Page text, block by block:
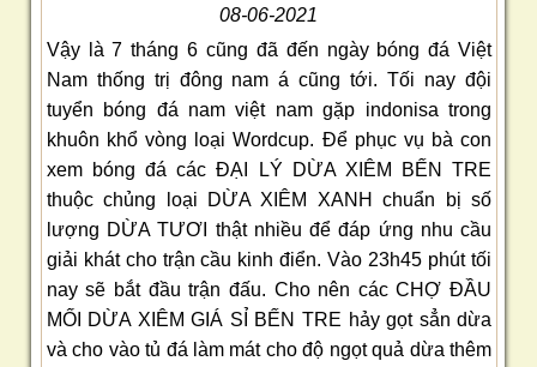
08-06-2021
Vậy là 7 tháng 6 cũng đã đến ngày bóng đá Việt
Nam thống trị đông nam á cũng tới. Tối nay đội
tuyển bóng đá nam việt nam gặp indonisa trong
khuôn khổ vòng loại Wordcup. Để phục vụ bà con
xem bóng đá các ĐẠI LÝ DỪA XIÊM BẾN TRE
thuộc chủng loại DỪA XIÊM XANH chuẩn bị số
lượng DỪA TƯƠI thật nhiều để đáp ứng nhu cầu
giải khát cho trận cầu kinh điển. Vào 23h45 phút tối
nay sẽ bắt đầu trận đấu. Cho nên các CHỢ ĐẦU
MỐI DỪA XIÊM GIÁ SỈ BẾN TRE hảy gọt sẳn dừa
và cho vào tủ đá làm mát cho độ ngọt quả dừa thêm